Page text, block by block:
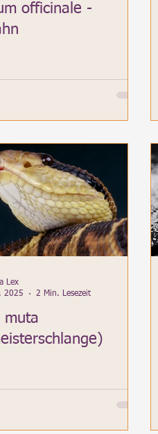
officinale -
muta
Lex
2025
2 Min. Lesezeit